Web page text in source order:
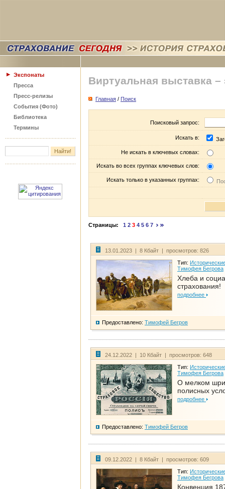
Экспонаты
Пресса
Пресс-релизы
События (Фото)
Библиотека
Термины
Виртуальная выставка –
Главная / Поиск
Поисковый запрос:
Искать в:
Не искать в ключевых словах:
Искать во всех группах ключевых слов:
Искать только в указанных группах:
Страницы: 1 2 3 4 5 6 7
13.01.2023 | 8 Кбайт | просмотров: 826
Тип:
Тимофея Бегрова
Хлеба и
страхования!
подробнее
Предоставлено: Тимофей Бегров
24.12.2022 | 10 Кбайт | просмотров: 648
Тип:
Тимофея Бегрова
О мелком
полисных
подробнее
Предоставлено: Тимофей Бегров
09.12.2022 | 8 Кбайт | просмотров: 609
Тип:
Тимофея Бегрова
Конвенция